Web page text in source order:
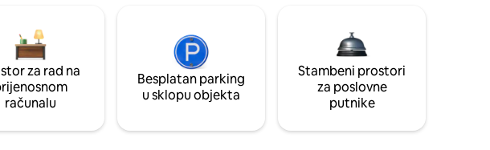
za rad na
računalu
Besplatan parking
u sklopu objekta
Stambeni prostori
za poslovne
putnike